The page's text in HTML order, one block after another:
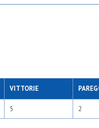
VITTORIE
5 2